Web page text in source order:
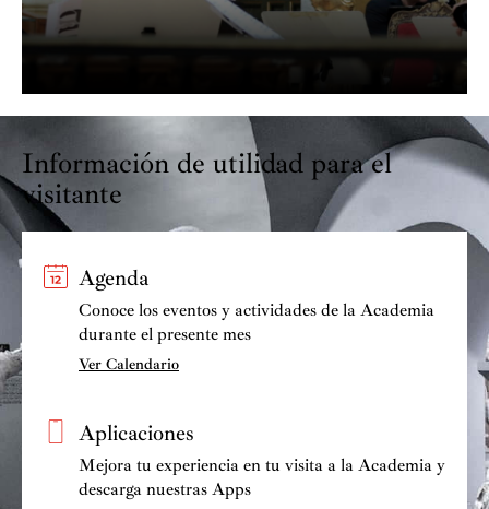
Información de utilidad para el
visitante
Agenda
Conoce los eventos y actividades de la Academia
durante el presente mes
Ver Calendario
Aplicaciones
Mejora tu experiencia en tu visita a la Academia y
descarga nuestras Apps